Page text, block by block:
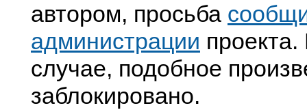
автором, просьба
администрации
случае, подобное
заблокировано.